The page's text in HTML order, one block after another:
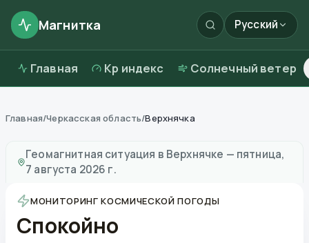
Магнитка Русский
Главная Kp индекс Солнечный ветер
Главная/Черкасская область/Верхнячка
Геомагнитная ситуация в Верхнячке — пятница,
7 августа 2026 г.
МОНИТОРИНГ КОСМИЧЕСКОЙ ПОГОДЫ
Спокойно